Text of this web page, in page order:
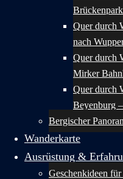
Quer durch
nach
Quer durch
Mirker
Quer durch
Beyenburg
Bergischer
Wanderkarte
Ausrüstung &
Geschenkideen